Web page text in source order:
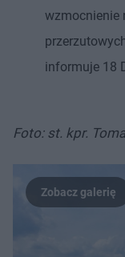
wzmocnienie
informuje 18
Foto: st. kpr.